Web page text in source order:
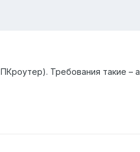
Требования такие –